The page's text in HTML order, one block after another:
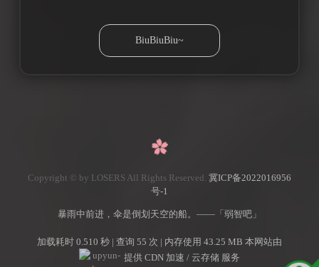
Copyright © by LOSERS All Rights Reserved. 冀ICP备2022016956
号-1
暴雨中前进，伞是倒划天空的船。——「弱智吧」
加载耗时 0.510 秒 | 查询 55 次 | 内存使用 43.25 MB 本网站由
提供 CDN 加速 / 云存储 服务